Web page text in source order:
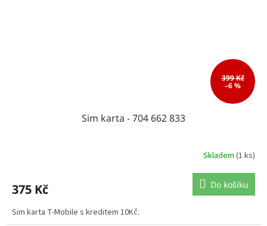
399 Kč
–6 %
Sim karta - 704 662 833
Skladem (1 ks)
375 Kč Do košíku
Sim karta T-Mobile s kreditem 10Kč.